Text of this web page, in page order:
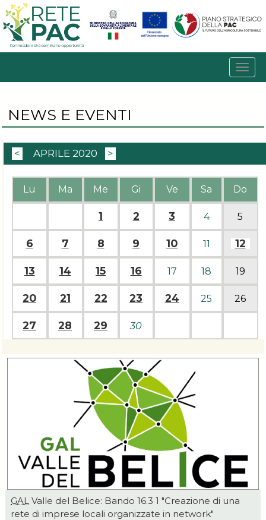
NEWS E EVENTI
< APRILE 2020 >
Lu Ma Me Gi Ve Sa Do
1 2 3 4 5
6 7 8 9 10 11 12
13 14 15 16 17 18 19
20 21 22 23 24 25 26
27 28 29 30
GAL Valle del Belice: Bando 16.3 1 "Creazione di una
rete di imprese locali organizzate in network"